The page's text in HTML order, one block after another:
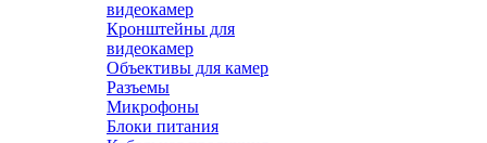
видеокамер
Кронштейны для
видеокамер
Объективы для камер
Разъемы
Микрофоны
Блоки питания